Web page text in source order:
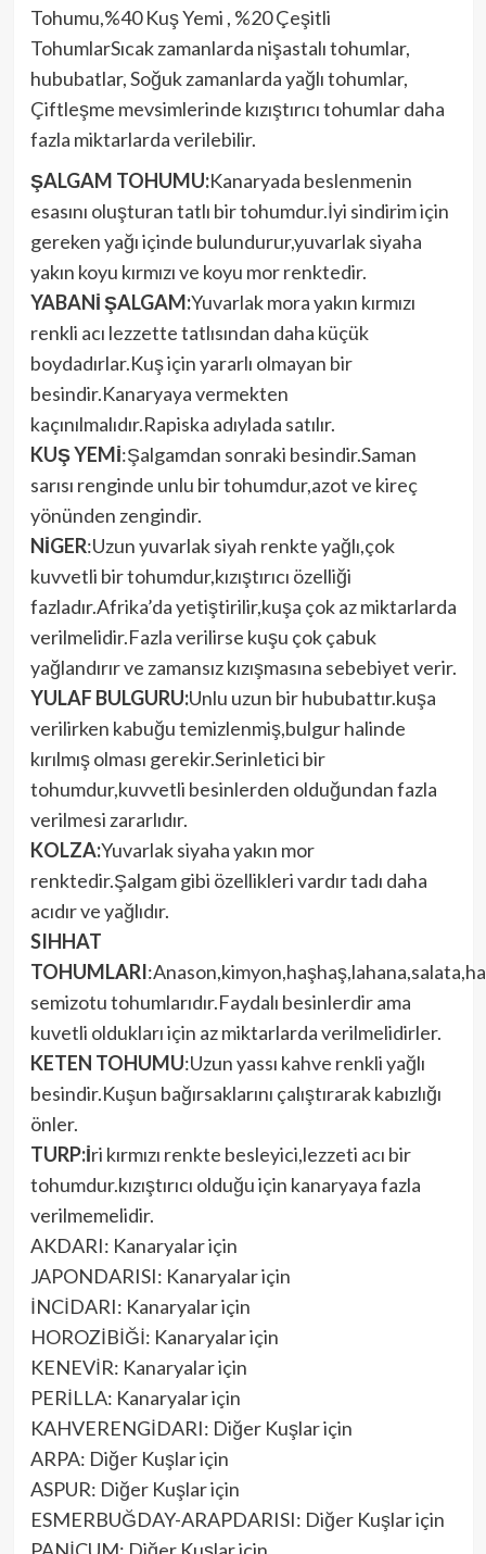
Tohumu,%40 Kuş Yemi , %20 Çeşitli
TohumlarSıcak zamanlarda nişastalı tohumlar,
hububatlar, Soğuk zamanlarda yağlı tohumlar,
Çiftleşme mevsimlerinde kızıştırıcı tohumlar daha
fazla miktarlarda verilebilir.
ŞALGAM TOHUMU:Kanaryada beslenmenin
esasını oluşturan tatlı bir tohumdur.İyi sindirim için
gereken yağı içinde bulundurur,yuvarlak siyaha
yakın koyu kırmızı ve koyu mor renktedir.
YABANİ ŞALGAM:Yuvarlak mora yakın kırmızı
renkli acı lezzette tatlısından daha küçük
boydadırlar.Kuş için yararlı olmayan bir
besindir.Kanaryaya vermekten
kaçınılmalıdır.Rapiska adıylada satılır.
KUŞ YEMİ:Şalgamdan sonraki besindir.Saman
sarısı renginde unlu bir tohumdur,azot ve kireç
yönünden zengindir.
NİGER:Uzun yuvarlak siyah renkte yağlı,çok
kuvvetli bir tohumdur,kızıştırıcı özelliği
fazladır.Afrika’da yetiştirilir,kuşa çok az miktarlarda
verilmelidir.Fazla verilirse kuşu çok çabuk
yağlandırır ve zamansız kızışmasına sebebiyet verir.
YULAF BULGURU:Unlu uzun bir hububattır.kuşa
verilirken kabuğu temizlenmiş,bulgur halinde
kırılmış olması gerekir.Serinletici bir
tohumdur,kuvvetli besinlerden olduğundan fazla
verilmesi zararlıdır.
KOLZA:Yuvarlak siyaha yakın mor
renktedir.Şalgam gibi özellikleri vardır tadı daha
acıdır ve yağlıdır.
SIHHAT
TOHUMLARI
semizotu tohumlarıdır.Faydalı besinlerdir ama
kuvetli oldukları için az miktarlarda verilmelidirler.
KETEN TOHUMU:Uzun yassı kahve renkli yağlı
besindir.Kuşun bağırsaklarını çalıştırarak kabızlığı
önler.
TURP:İri kırmızı renkte besleyici,lezzeti acı bir
tohumdur.kızıştırıcı olduğu için kanaryaya fazla
verilmemelidir.
AKDARI: Kanaryalar için
JAPONDARISI: Kanaryalar için
İNCİDARI: Kanaryalar için
HOROZİBİĞİ: Kanaryalar için
KENEVİR: Kanaryalar için
PERİLLA: Kanaryalar için
KAHVERENGİDARI: Diğer Kuşlar için
ARPA: Diğer Kuşlar için
ASPUR: Diğer Kuşlar için
ESMERBUĞDAY-ARAPDARISI: Diğer Kuşlar için